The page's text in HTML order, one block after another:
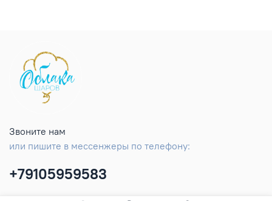
Звоните нам
или пишите в мессенжеры по телефону:
+79105959583